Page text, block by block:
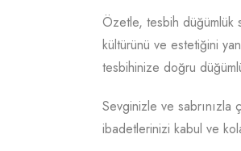
Özetle, tesbih düğümlük
kültürünü ve estetiğini
tesbihinize doğru
Sevginizle ve sabrınızla
ibadetlerinizi kabul ve